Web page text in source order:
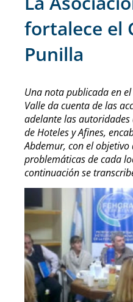
fortalece el
Punilla
Una nota publicada en
Valle da cuenta de las
adelante las autoridades
de Hoteles y Afines,
Abdemur, con el
problemáticas de cada
continuación se